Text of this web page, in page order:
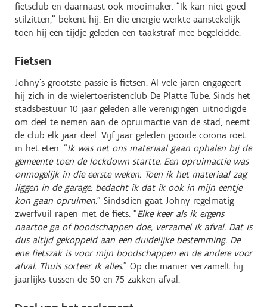
fietsclub en daarnaast ook mooimaker. “Ik kan niet goed
stilzitten,” bekent hij. En die energie werkte aanstekelijk
toen hij een tijdje geleden een taakstraf mee begeleidde.
Fietsen
Johny’s grootste passie is fietsen. Al vele jaren engageert
hij zich in de wielertoeristenclub De Platte Tube. Sinds het
stadsbestuur 10 jaar geleden alle verenigingen uitnodigde
om deel te nemen aan de opruimactie van de stad, neemt
de club elk jaar deel. Vijf jaar geleden gooide corona roet
in het eten. “Ik was net ons materiaal gaan ophalen bij de
gemeente toen de lockdown startte. Een opruimactie was
onmogelijk in die eerste weken. Toen ik het materiaal zag
liggen in de garage, bedacht ik dat ik ook in mijn eentje
kon gaan opruimen.” Sindsdien gaat Johny regelmatig
zwerfvuil rapen met de fiets. “Elke keer als ik ergens
naartoe ga of boodschappen doe, verzamel ik afval. Dat is
dus altijd gekoppeld aan een duidelijke bestemming. De
ene fietszak is voor mijn boodschappen en de andere voor
afval. Thuis sorteer ik alles.” Op die manier verzamelt hij
jaarlijks tussen de 50 en 75 zakken afval.